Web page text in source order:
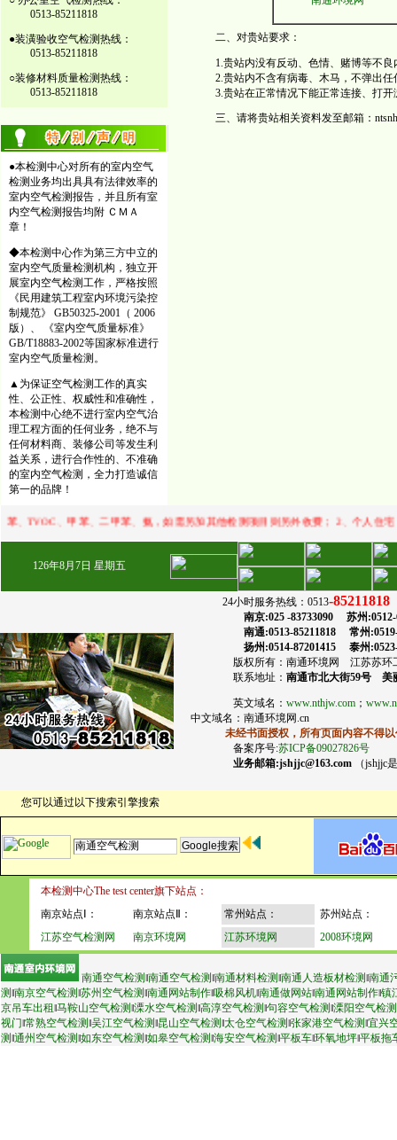
0513-85211818
●装潢验收空气检测热线：
0513-85211818
○装修材料质量检测热线：
0513-85211818
●本检测中心对所有的室内空气
检测业务均出具具有法律效率的
室内空气检测报告，并且所有室
内空气检测报告均附 ＣＭＡ
章！
◆本检测中心作为第三方中立的
室内空气质量检测机构，独立开
展室内空气检测工作，严格按照
《民用建筑工程室内环境污染控
制规范》 GB50325-2001（ 2006
版）、 《室内空气质量标准》
GB/T18883-2002等国家标准进行
室内空气质量检测。
▲为保证空气检测工作的真实
性、公正性、权威性和准确性，
本检测中心绝不进行室内空气治
理工程方面的任何业务，绝不与
任何材料商、装修公司等发生利
益关系，进行合作性的、不准确
的室内空气检测，全力打造诚信
第一的品牌！
二、对贵站要求：
1.贵站内没有反动、色情、赌博等不
2.贵站内不含有病毒、木马，不弹出
3.贵站在正常情况下能正常连接、打开
三、请将贵站相关资料发至邮箱：
、甲苯、二甲苯、氨，如需另加其他检测项目则另外收费； 2、个人住宅
126年8月 7日 星期五
24小时服务热线：0513-85211818
南京:025 -83733090 苏州:0512-
南通:0513-85211818 常州:0519-
扬州:0514-87201415 泰州:0523-
版权所有：南通环境网 江苏苏环工
联系地址： 南通市北大街59号 美
英文域名： www.nthjw.com ；
中文域名：南通环境网.cn
未经书面授权，所有页面内容不得以
备案序号:苏ICP备09027826号
业务邮箱:jshjjc@163.com （jshjjc
您可以通过以下搜索引擎搜索
本检测中心The test center旗下站点：
南京站点Ⅰ：
南京站点Ⅱ： 常州站点：
苏州站点：
江苏空气检测网
南京环境网 江苏环境网 2008环境网
南通空气检测‖南通空气检测‖南通材料检测‖南通人造板材检测‖南通
测‖南京空气检测‖苏州空气检测‖南通网站制作‖吸棉风机‖南通做网站‖南通网站制作‖镇
京吊车出租‖马鞍山空气检测‖溧水空气检测‖高淳空气检测‖句容空气检测‖溧阳空气检测
视门‖常熟空气检测‖吴江空气检测‖昆山空气检测‖太仓空气检测‖张家港空气检测‖宜兴
测‖通州空气检测‖如东空气检测‖如皋空气检测‖海安空气检测‖平板车‖环氧地坪‖平板拖